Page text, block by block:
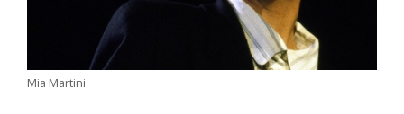
Mia Martini